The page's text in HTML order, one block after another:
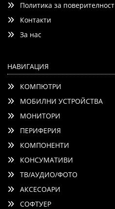
Политика за поверителност
Контакти
За нас
НАВИГАЦИЯ
КОМПЮТРИ
МОБИЛНИ УСТРОЙСТВА
МОНИТОРИ
ПЕРИФЕРИЯ
КОМПОНЕНТИ
КОНСУМАТИВИ
ТВ/АУДИО/ФОТО
АКСЕСОАРИ
СОФТУЕР